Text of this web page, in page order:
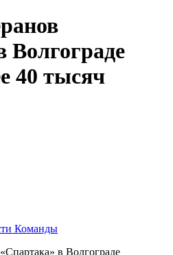
Волгограде
40 тысяч
Команды